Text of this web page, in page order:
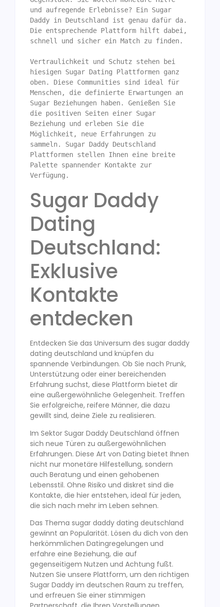
und aufregende Erlebnisse? Ein Sugar
Daddy in Deutschland ist genau dafür da.
Die entsprechende Plattform hilft dabei,
schnell und sicher ein Match zu finden.
Vertraulichkeit und Schutz stehen bei
hiesigen Sugar Dating Plattformen ganz
oben. Diese Communities sind ideal für
Menschen, die definierte Erwartungen an
Sugar Beziehungen haben. Genießen Sie
die positiven Seiten einer Sugar
Beziehung und erleben Sie die
Möglichkeit, neue Erfahrungen zu
sammeln. Sugar Daddy Deutschland
Plattformen stellen Ihnen eine breite
Palette spannender Kontakte zur
Verfügung.
Sugar Daddy
Dating
Deutschland:
Exklusive
Kontakte
entdecken
Entdecken Sie das Universum des sugar daddy
dating deutschland und knüpfen du
spannende Verbindungen. Ob Sie nach Prunk,
Unterstützung oder einer bereichenden
Erfahrung suchst, diese Plattform bietet dir
eine außergewöhnliche Gelegenheit. Treffen
Sie erfolgreiche, reifere Männer, die dazu
gewillt sind, deine Ziele zu realisieren.
Im Sektor Sugar Daddy Deutschland öffnen
sich neue Türen zu außergewöhnlichen
Erfahrungen. Diese Art von Dating bietet Ihnen
nicht nur monetäre Hilfestellung, sondern
auch Beratung und einen gehobenen
Lebensstil. Ohne Risiko und diskret sind die
Kontakte, die hier entstehen, ideal für jeden,
die sich nach mehr im Leben sehnen.
Das Thema sugar daddy dating deutschland
gewinnt an Popularität. Lösen du dich von den
herkömmlichen Datingregelungen und
erfahre eine Beziehung, die auf
gegenseitigem Nutzen und Achtung fußt.
Nutzen Sie unsere Plattform, um den richtigen
Sugar Daddy im deutschen Raum zu treffen,
und erfreuen Sie einer stimmigen